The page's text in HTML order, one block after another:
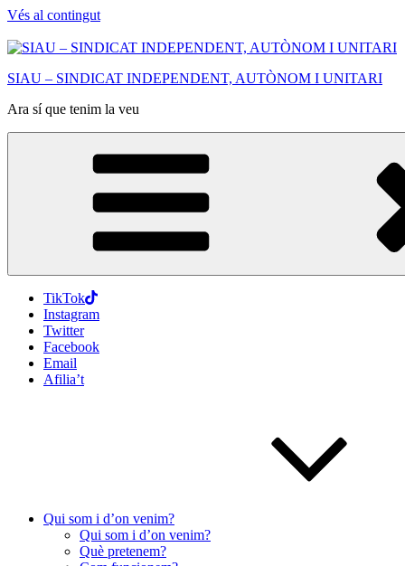
Vés al contingut
SIAU – SINDICAT INDEPENDENT, AUTÒNOM I UNITARI
Ara sí que tenim la veu
TikTok
Instagram
Twitter
Facebook
Email
Afilia’t
Qui som i d’on venim?
Qui som i d’on venim?
Què pretenem?